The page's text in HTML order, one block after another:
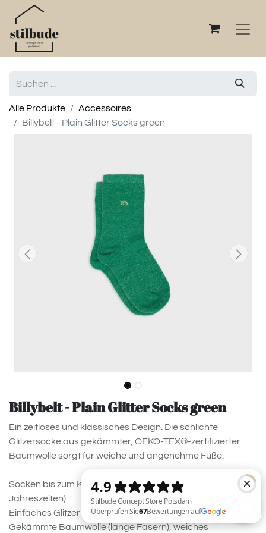
Alle Produkte
Accessoires
Billybelt - Plain Glitter Socks green
Billybelt - Plain Glitter Socks green
Ein zeitloses und klassisches Design. Die schlichte
Glitzersocke aus gekämmter, OEKO-TEX®-zertifizierter
Baumwolle sorgt für weiche und angenehme Füße.
Socken bis zum Knöchel und mittlerer Dicke (für alle
Jahreszeiten)
Einfaches Glitzermodell
Gekämmte Baumwolle (lange Fasern), weiches